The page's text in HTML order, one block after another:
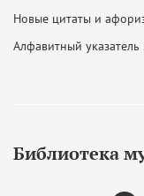
Новые цитаты и
Алфавитный указатель
Библиотека